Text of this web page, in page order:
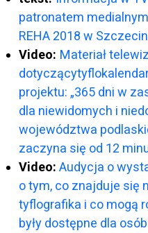
patronatem
REHA 2018 w
Video: Materiał
projektu: „365 dni w
dla niewidomych i
województwa
zaczyna się od 12
Video: Audycja o
o tym, co znajduje się
tyflografika i co mogą
były dostępne dla